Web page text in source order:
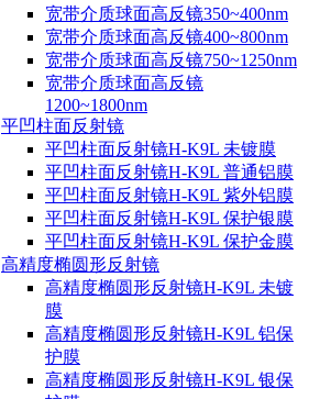
宽带介质球面高反镜350~400nm
宽带介质球面高反镜400~800nm
宽带介质球面高反镜750~1250nm
宽带介质球面高反镜
1200~1800nm
平凹柱面反射镜
平凹柱面反射镜H-K9L 未镀膜
平凹柱面反射镜H-K9L 普通铝膜
平凹柱面反射镜H-K9L 紫外铝膜
平凹柱面反射镜H-K9L 保护银膜
平凹柱面反射镜H-K9L 保护金膜
高精度椭圆形反射镜
高精度椭圆形反射镜H-K9L 未镀
膜
高精度椭圆形反射镜H-K9L 铝保
护膜
高精度椭圆形反射镜H-K9L 银保